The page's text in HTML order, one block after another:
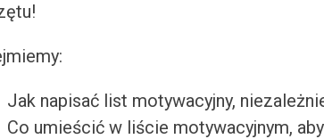
Jak napisać list motywacyjny,
Co umieścić w liście motywacyjnym,